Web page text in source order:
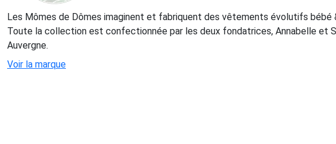
Les Mômes de Dômes imaginent et fabriquent des vêtements évolutifs bébé
Toute la collection est confectionnée par les deux fondatrices, Annabelle et
Auvergne.
Voir la marque